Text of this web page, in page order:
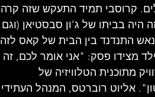
שואלים. קרוסבי תמיד התעקש שזה קרה
היה בביתו של ג'ון סבסטיאן (וגם
התנדנד בין הבית של קאס לזה
מצידו פסק: "אני אומר לכם, זה
מתוכנית הטלוויזיה של
אליוט רוברטס, המנהל העתידי